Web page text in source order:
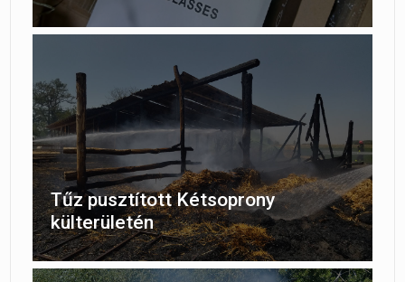
Tűz pusztított Kétsoprony
külterületén